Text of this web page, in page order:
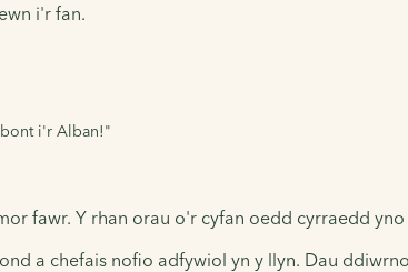
i'r fan.
i'r Alban!"
fawr. Y rhan orau o'r cyfan oedd cyrraedd
a chefais nofio adfywiol yn y llyn. Dau